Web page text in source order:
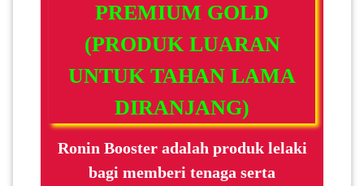
PREMIUM GOLD
(PRODUK LUARAN
UNTUK TAHAN LAMA
DIRANJANG)
Ronin Booster adalah produk lelaki
bagi memberi tenaga serta
SELECT NEGERI
PAHANG(13)